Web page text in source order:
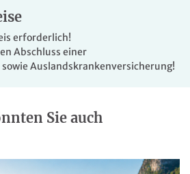
erforderlich!
Abschluss einer
Auslandskrankenversicherung!
Sie auch